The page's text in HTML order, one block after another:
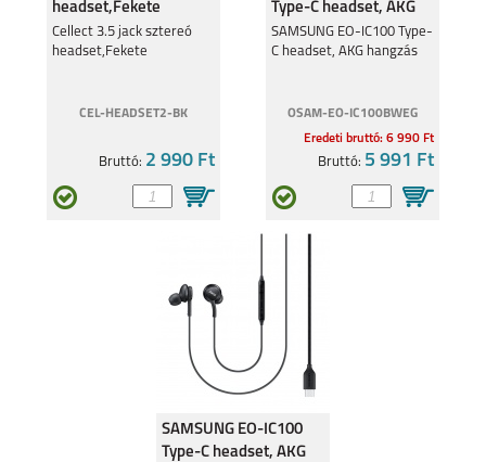
headset,Fekete
Cellect 3.5 jack sztereó
headset,Fekete
CEL-HEADSET2-BK
Bruttó: 2 990 Ft
Type-C headset, AKG
hangzással, Fehér
SAMSUNG EO-IC100 Type-
C headset, AKG hangzás
OSAM-EO-IC100BWEG
Eredeti bruttó: 6 990 Ft
Bruttó: 5 991 Ft
SAMSUNG EO-IC100
Type-C headset, AKG